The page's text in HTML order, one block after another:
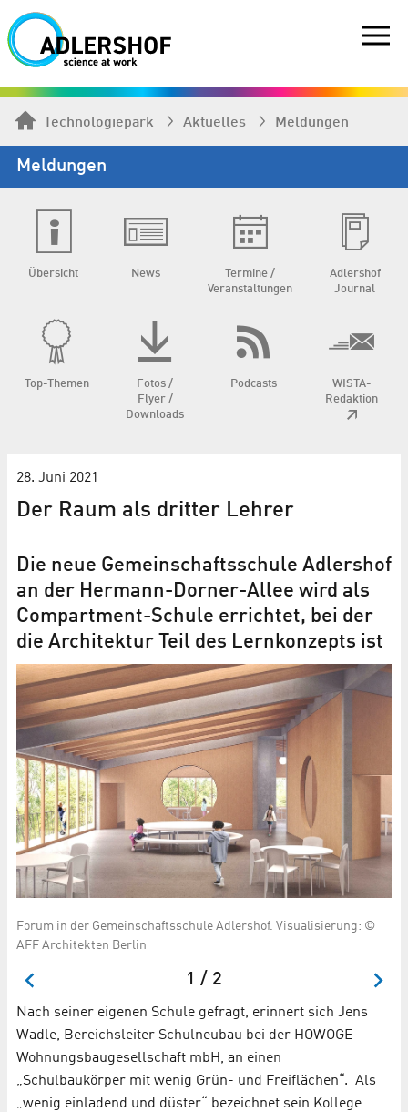
Technologiepark Aktuelles Meldungen
Meldungen
Übersicht News
Termine /
Veranstaltungen
Adlershof
Journal
Top-Themen
Fotos /
Flyer /
Downloads
Podcasts
WISTA-
Redaktion
28. Juni 2021
Der Raum als dritter Lehrer
Die neue Gemeinschaftsschule Adlershof
an der Hermann-Dorner-Allee wird als
Compartment-Schule errichtet, bei der
die Architektur Teil des Lernkonzepts ist
Forum in der Gemeinschaftsschule Adlershof. Visualisierung: ©
AFF Architekten Berlin
1 / 2
Nach seiner eigenen Schule gefragt, erinnert sich Jens
Wadle, Bereichsleiter Schulneubau bei der HOWOGE
Wohnungsbaugesellschaft mbH, an einen
„Schulbaukörper mit wenig Grün- und Freiflächen“. Als
„wenig einladend und düster“ bezeichnet sein Kollege